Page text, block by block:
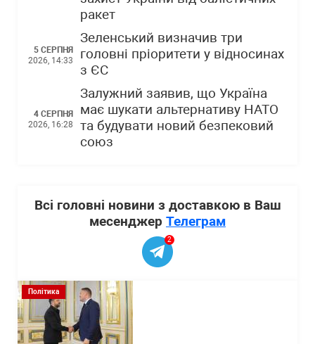
ракет
5 СЕРПНЯ
2026, 14:33
Зеленський визначив три
головні пріоритети у відносинах
з ЄС
4 СЕРПНЯ
2026, 16:28
Залужний заявив, що Україна
має шукати альтернативу НАТО
та будувати новий безпековий
союз
Всі головні новини з доставкою в Ваш
месенджер Телеграм
2
Політика